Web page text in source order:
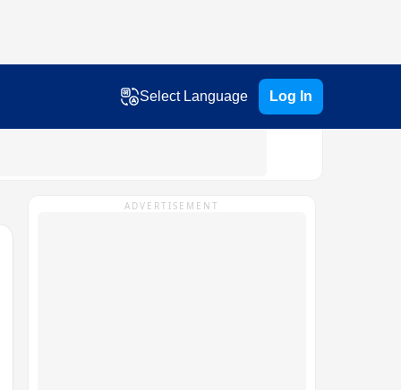
Select Language Log In
ADVERTISEMENT